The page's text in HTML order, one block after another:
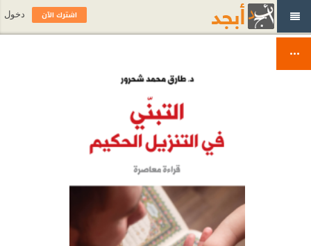
اشترك الآن دخول